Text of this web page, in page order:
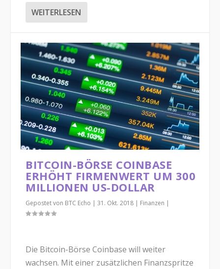
WEITERLESEN
BITCOIN-BÖRSE COINBASE
ERHÖHT FIRMENWERT UM 300
MILLIONEN US-DOLLAR
Gepostet von BTC Echo |31. Okt. 2018 | Finanzen |
Die Bitcoin-Börse Coinbase will weiter
wachsen. Mit einer zusätzlichen Finanzspritze